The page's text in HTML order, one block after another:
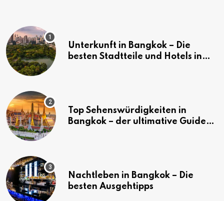
Unterkunft in Bangkok – Die
besten Stadtteile und Hotels in
Top Sehenswürdigkeiten in
Bangkok – der ultimative Guide
Nachtleben in Bangkok – Die
besten Ausgehtipps